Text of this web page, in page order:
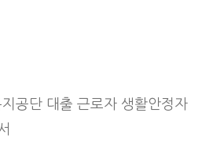
공단 대출 근로자 생활안정자